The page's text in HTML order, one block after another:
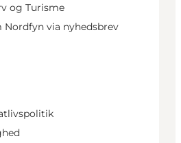
og Turisme
Nordfyn via nyhedsbrev